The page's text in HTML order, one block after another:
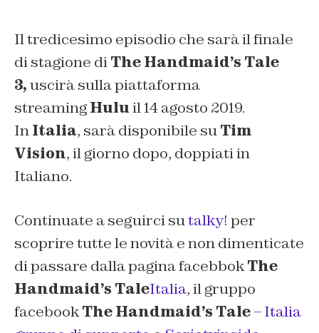
Il tredicesimo episodio che sarà il finale
di stagione diThe Handmaid’s Tale
3,uscirà sulla piattaforma
streamingHuluil 14 agosto 2019.
InItalia, sarà disponibile suTim
Vision, il giorno dopo, doppiati in
Italiano.
Continuate a seguirci sutalky! per
scoprire tutte le novità e non dimenticate
di passare dalla pagina facebbokThe
Handmaid’s TaleItalia, il gruppo
facebookThe Handmaid’s Tale– Italia